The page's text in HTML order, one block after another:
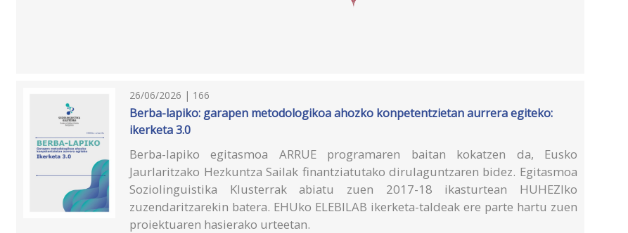
26/06/2026 | 166
Berba-lapiko: garapen metodologikoa ahozko konpetentzietan aurrera egiteko:
ikerketa 3.0
Berba-lapiko egitasmoa ARRUE programaren baitan kokatzen da, Eusko
Jaurlaritzako Hezkuntza Sailak finantziatutako dirulaguntzaren bidez. Egitasmoa
Soziolinguistika Klusterrak abiatu zuen 2017-18 ikasturtean HUHEZIko
zuzendaritzarekin batera. EHUko ELEBILAB ikerketa-taldeak ere parte hartu zuen
proiektuaren hasierako urteetan.